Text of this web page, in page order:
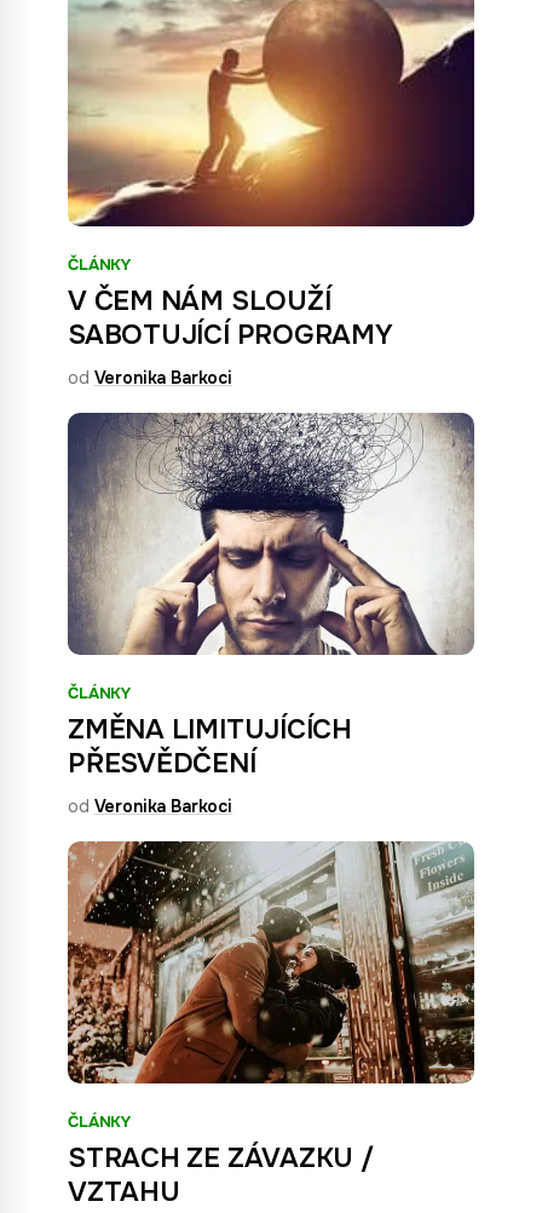
ČLÁNKY
V ČEM NÁM SLOUŽÍ
SABOTUJÍCÍ PROGRAMY
od Veronika Barkoci
ČLÁNKY
ZMĚNA LIMITUJÍCÍCH
PŘESVĚDČENÍ
od Veronika Barkoci
ČLÁNKY
STRACH ZE ZÁVAZKU /
VZTAHU